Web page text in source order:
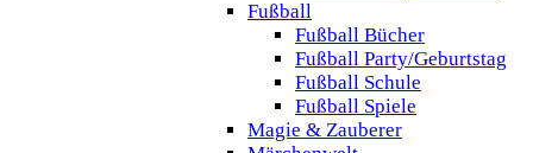
Fußball
Fußball Bücher
Fußball Party/Geburtstag
Fußball Schule
Fußball Spiele
Magie & Zauberer